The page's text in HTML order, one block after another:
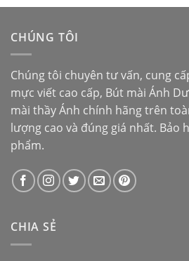
CHÚNG TÔI
Chúng tôi chuyên tư vấn, cung
mực viết cao cấp, Bút mài Ánh
mài thầy Ánh chính hãng trên
lượng cao và đúng giá nhất. Bảo
phẩm.
CHIA SẺ